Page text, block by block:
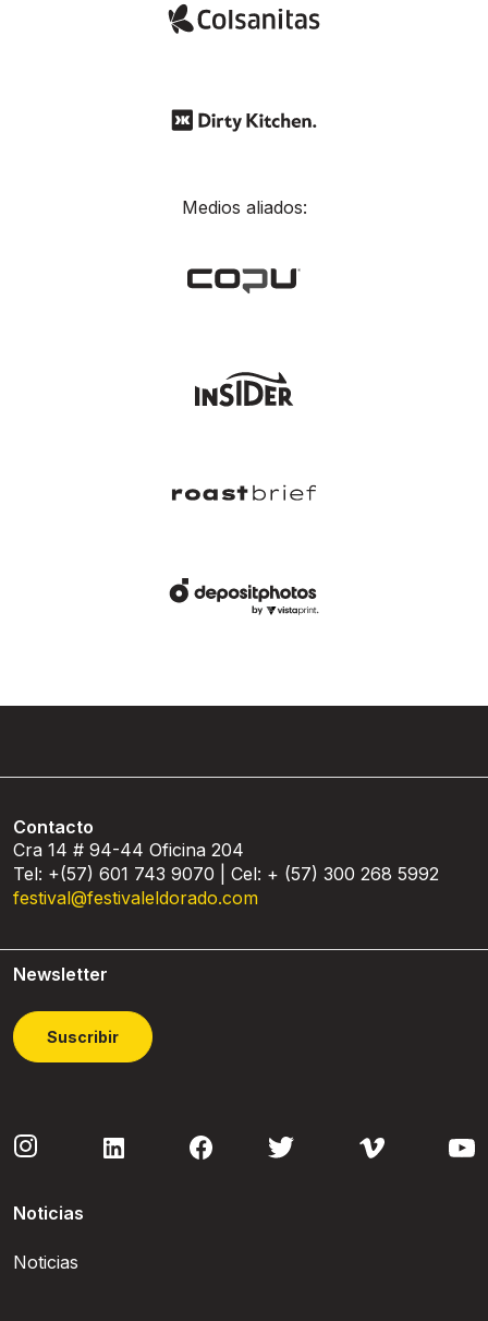
Medios aliados:
Contacto
Cra 14 # 94-44 Oficina 204
Tel: +(57) 601 743 9070 | Cel: + (57) 300 268 5992
festival@festivaleldorado.com
Newsletter
Suscribir
Noticias
Noticias